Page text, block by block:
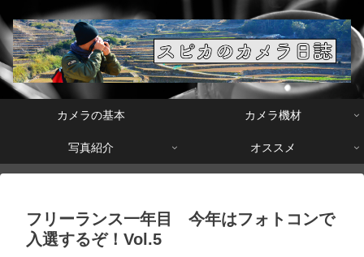
カメラの基本 カメラ機材
写真紹介 オススメ
フリーランス一年目 今年はフォトコンで
入選するぞ！Vol.5